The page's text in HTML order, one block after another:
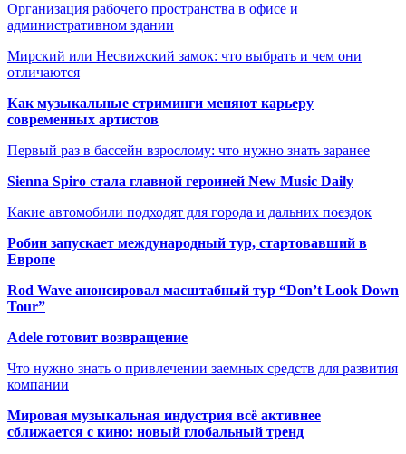
Организация рабочего пространства в офисе и
административном здании
Мирский или Несвижский замок: что выбрать и чем они
отличаются
Как музыкальные стриминги меняют карьеру
современных артистов
Первый раз в бассейн взрослому: что нужно знать заранее
Sienna Spiro стала главной героиней New Music Daily
Какие автомобили подходят для города и дальних поездок
Робин запускает международный тур, стартовавший в
Европе
Rod Wave анонсировал масштабный тур “Don’t Look Down
Tour”
Adele готовит возвращение
Что нужно знать о привлечении заемных средств для развития
компании
Мировая музыкальная индустрия всё активнее
сближается с кино: новый глобальный тренд